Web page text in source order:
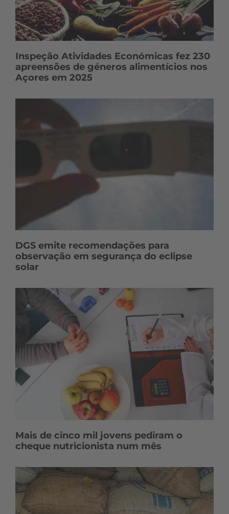
Inspeção Atividades Económicas fez 230
apreensões de géneros alimentícios nos
Açores em 2025
DGS emite recomendações para
observação em segurança do eclipse
solar
Mais de cinco mil jovens pediram o
cheque nutricionista num mês